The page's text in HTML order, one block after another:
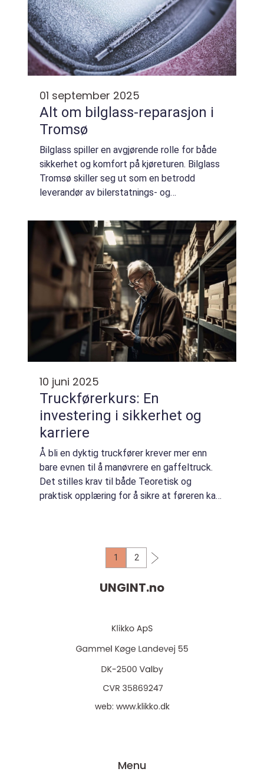
01 september 2025
Alt om bilglass-reparasjon i
Tromsø
Bilglass spiller en avgjørende rolle for både
sikkerhet og komfort på kjøreturen. Bilglass
Tromsø skiller seg ut som en betrodd
leverandør av bilerstatnings- og
10 juni 2025
Truckførerkurs: En
investering i sikkerhet og
karriere
Å bli en dyktig truckfører krever mer enn
bare evnen til å manøvrere en gaffeltruck.
Det stilles krav til både Teoretisk og
praktisk opplæring for å sikre at føreren kan
1 2
UNGINT.no
web: www.klikko.dk
Menu